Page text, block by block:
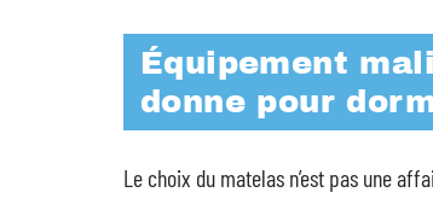
Équipement
donne pour
Le choix du matelas n’est pas une